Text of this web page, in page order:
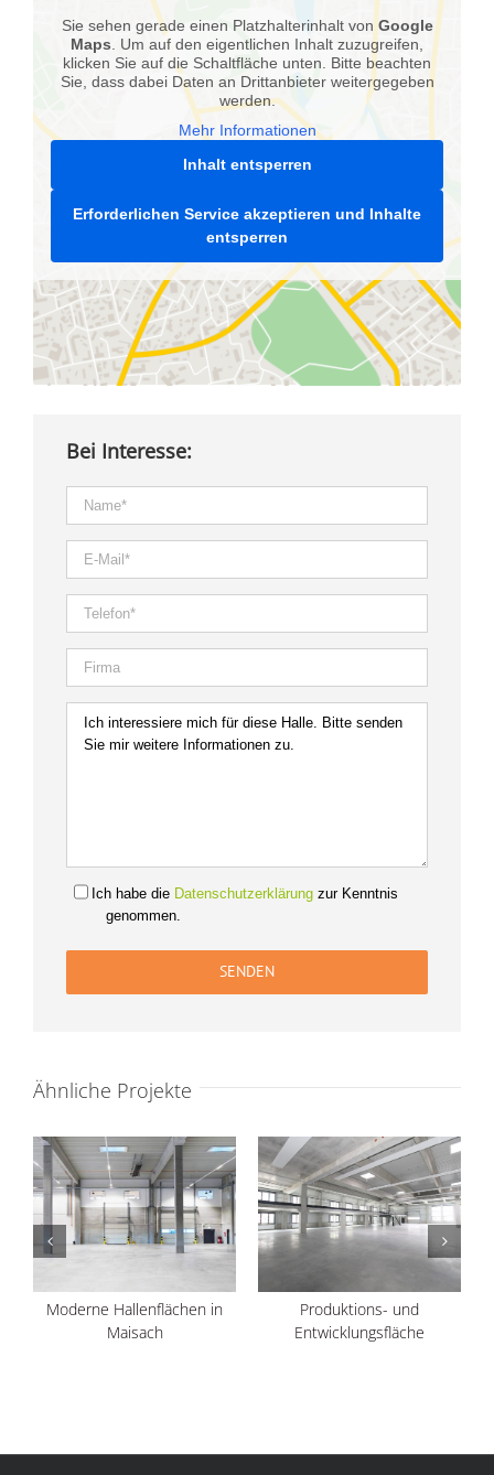
Sie sehen gerade einen Platzhalterinhalt von Google
Maps . Um auf den eigentlichen Inhalt zuzugreifen,
klicken Sie auf die Schaltfläche unten. Bitte beachten
Sie, dass dabei Daten an Drittanbieter weitergegeben
werden.
Mehr Informationen
Inhalt entsperren
Erforderlichen Service akzeptieren und Inhalte
entsperren
Bei Interesse:
Ich habe die Datenschutzerklärung zur Kenntnis
genommen.
Ähnliche Projekte
Moderne Hallenflächen in
Maisach
Produktions- und
Entwicklungsfläche